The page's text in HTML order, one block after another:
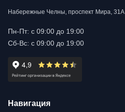
Набережные Челны, проспект Мира, 31А
Пн-Пт: с 09:00 до 19:00
Сб-Вс: с 09:00 до 19:00
Навигация